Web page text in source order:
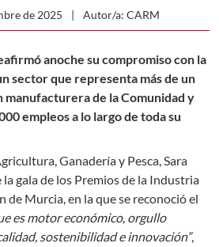
de 2025 Autor/a: CARM
anoche su compromiso con la
sector que representa más de un
de la Comunidad y
empleos a lo largo de toda su
Ganadería y Pesca, Sara
gala de los Premios de la Industria
de Murcia, en la que se reconoció el
es motor económico, orgullo
sostenibilidad e innovación”,